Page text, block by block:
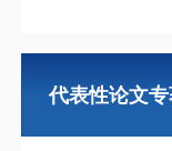
代表性论文